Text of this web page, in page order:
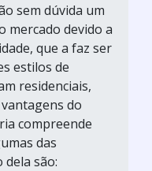
sem dúvida um
mercado devido a
que a faz ser
estilos de
residenciais,
do
compreende
das
dela são: